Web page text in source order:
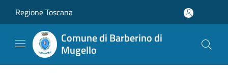
Regione Toscana
Comune di Barberino di
Mugello